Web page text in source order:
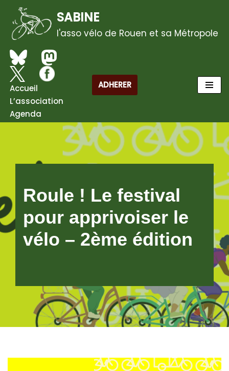
Aller
au
contenu
SABINE
l'asso vélo de Rouen et sa Métropole
Accueil
L’association
Agenda
ADHERER
Roule ! Le festival
pour apprivoiser le
vélo – 2ème édition